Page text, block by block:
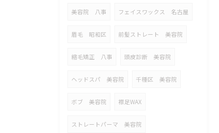
美容院 八事 フェイスワックス 名古屋
眉毛 昭和区 前髪ストレート 美容院
縮毛矯正 八事 頭皮診断 美容院
ヘッドスパ 美容院 千種区 美容院
ボブ 美容院 襟足WAX
ストレートパーマ 美容院